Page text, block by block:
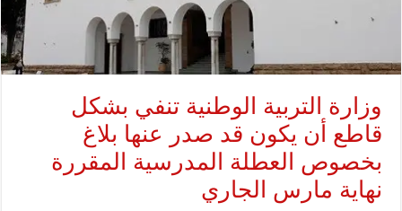
وزارة التربية الوطنية تنفي بشكل
قاطع أن يكون قد صدر عنها بلاغ
بخصوص العطلة المدرسية المقررة
نهاية مارس الجاري